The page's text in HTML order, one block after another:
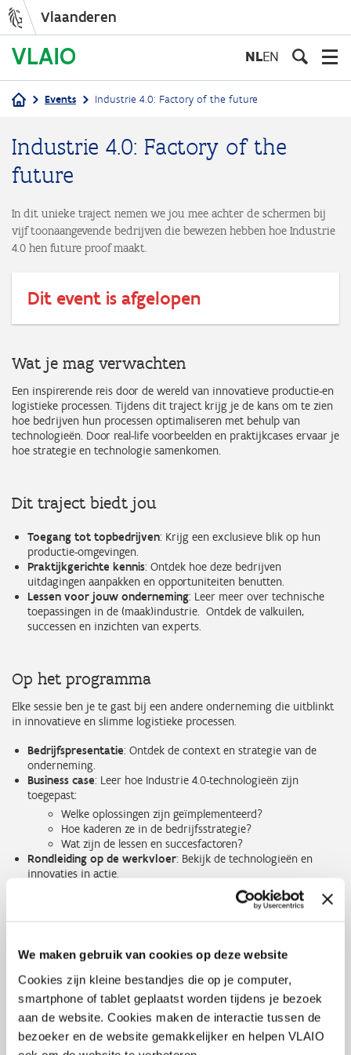
We maken gebruik van cookies op deze website
Cookies zijn kleine bestandjes die op je computer,
smartphone of tablet geplaatst worden tijdens je bezoek
aan de website. Cookies maken de interactie tussen de
bezoeker en de website gemakkelijker en helpen VLAIO
inhoud
Vlaanderen
NLEN
Events Industrie 4.0: Factory of the future
Industrie 4.0: Factory of the
future
In dit unieke traject nemen we jou mee achter de schermen bij
vijf toonaangevende bedrijven die bewezen hebben hoe Industrie
4.0 hen future proof maakt.
Dit event is afgelopen
Wat je mag verwachten
Een inspirerende reis door de wereld van innovatieve productie-en
logistieke processen. Tijdens dit traject krijg je de kans om te zien
hoe bedrijven hun processen optimaliseren met behulp van
technologieën. Door real-life voorbeelden en praktijkcases ervaar je
hoe strategie en technologie samenkomen.
Dit traject biedt jou
Toegang tot topbedrijven: Krijg een exclusieve blik op hun
productie-omgevingen.
Praktijkgerichte kennis: Ontdek hoe deze bedrijven
uitdagingen aanpakken en opportuniteiten benutten.
Lessen voor jouw onderneming: Leer meer over technische
toepassingen in de (maak)industrie. Ontdek de valkuilen,
successen en inzichten van experts.
Op het programma
Elke sessie ben je te gast bij een andere onderneming die uitblinkt
in innovatieve en slimme logistieke processen.
Bedrijfspresentatie: Ontdek de context en strategie van de
onderneming.
Business case: Leer hoe Industrie 4.0-technologieën zijn
toegepast:
Welke oplossingen zijn geïmplementeerd?
Hoe kaderen ze in de bedrijfsstrategie?
Wat zijn de lessen en succesfactoren?
Rondleiding op de werkvloer: Bekijk de technologieën en
innovaties in actie.
: Wissel ervaringen uit met deelnemers en
gastbedrijven tijdens een informele afsluiting met een hapje en
Bedrijfsbezoeken:
Texet | 3 april 2025
DSV Warehouse Gent | 13 mei 2025
Colubel, met toepassing van Manual.To | Juni 2025
Pick-it | September 2025
Phoenix contact | Oktober 2025